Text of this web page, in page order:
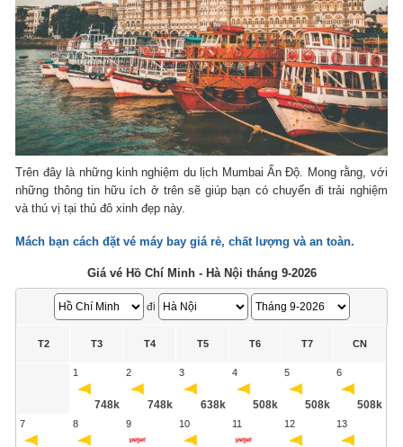
Trên đây là những kinh nghiệm du lịch Mumbai Ấn Độ. Mong rằng, với
những thông tin hữu ích ở trên sẽ giúp bạn có chuyến đi trải nghiệm
và thú vị tại thủ đô xinh đẹp này.
Mách bạn cách đặtvé máy bay giá rẻ, chất lượng và an toàn.
Giá vé Hồ Chí Minh - Hà Nội tháng 9-2026
đi
T2 T3 T4 T5 T6 T7 CN
1
748k
2
748k
3
638k
4
508k
5
508k
6
508k
7 8 9 10 11 12 13